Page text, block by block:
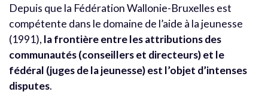
Depuis que la Fédération Wallonie-Bruxelles est
compétente dans le domaine de l’aide à la jeunesse
(1991), la frontière entre les attributions des
communautés (conseillers et directeurs) et le
fédéral (juges de la jeunesse) est l’objet d’intenses
disputes.